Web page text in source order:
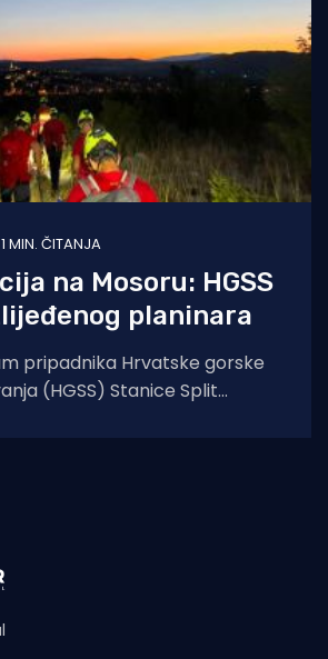
1 MIN. ČITANJA
na Mosoru: HGSS
planinara
pripadnika Hrvatske gorske
(HGSS) Stanice Split